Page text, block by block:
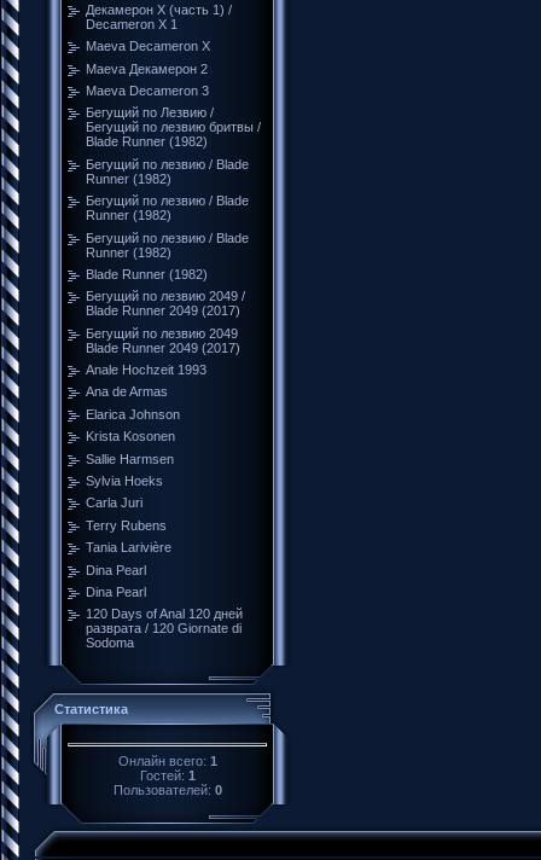
Декамерон Х (часть 1) /
Decameron X 1
Maeva Decameron X
Maeva Декамерон 2
Maeva Decameron 3
Бегущий по Лезвию /
Бегущий по лезвию бритвы /
Blade Runner (1982)
Бегущий по лезвию / Blade
Runner (1982)
Бегущий по лезвию / Blade
Runner (1982)
Бегущий по лезвию / Blade
Runner (1982)
Blade Runner (1982)
Бегущий по лезвию 2049 /
Blade Runner 2049 (2017)
Бегущий по лезвию 2049
Blade Runner 2049 (2017)
Anale Hochzeit 1993
Ana de Armas
Elarica Johnson
Krista Kosonen
Sallie Harmsen
Sylvia Hoeks
Carla Juri
Terry Rubens
Tania Larivière
Dina Pearl
Dina Pearl
120 Days of Anal 120 дней
разврата / 120 Giornate di
Sodoma
Статистика
Онлайн всего: 1
Гостей: 1
Пользователей: 0